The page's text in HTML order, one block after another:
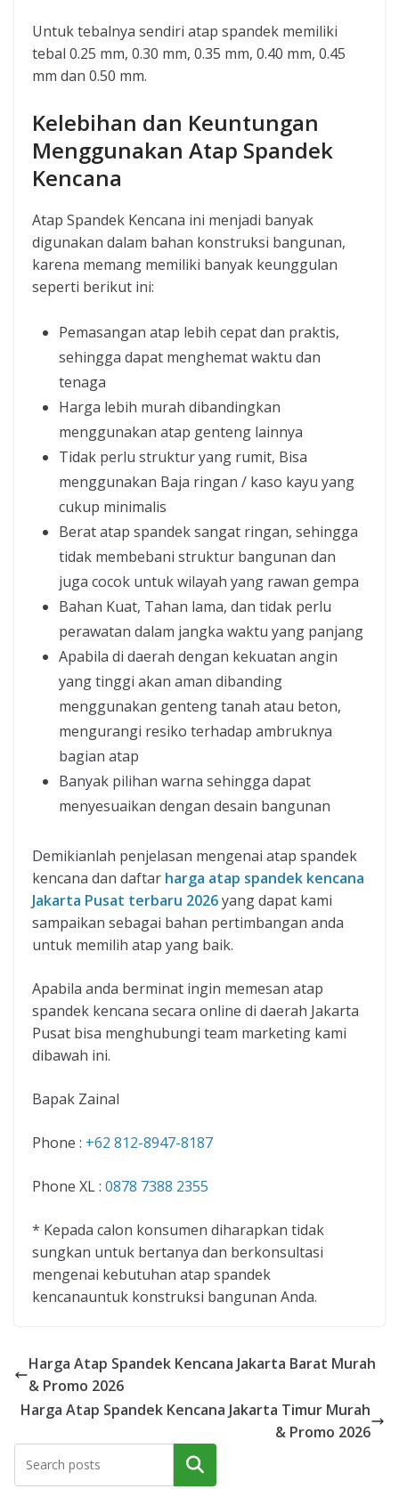
Untuk tebalnya sendiri atap spandek memiliki
tebal 0.25 mm, 0.30 mm, 0.35 mm, 0.40 mm, 0.45
mm dan 0.50 mm.
Kelebihan dan Keuntungan
Menggunakan Atap Spandek
Kencana
Atap Spandek Kencana ini menjadi banyak
digunakan dalam bahan konstruksi bangunan,
karena memang memiliki banyak keunggulan
seperti berikut ini:
Pemasangan atap lebih cepat dan praktis,
sehingga dapat menghemat waktu dan
tenaga
Harga lebih murah dibandingkan
menggunakan atap genteng lainnya
Tidak perlu struktur yang rumit, Bisa
menggunakan Baja ringan / kaso kayu yang
cukup minimalis
Berat atap spandek sangat ringan, sehingga
tidak membebani struktur bangunan dan
juga cocok untuk wilayah yang rawan gempa
Bahan Kuat, Tahan lama, dan tidak perlu
perawatan dalam jangka waktu yang panjang
Apabila di daerah dengan kekuatan angin
yang tinggi akan aman dibanding
menggunakan genteng tanah atau beton,
mengurangi resiko terhadap ambruknya
bagian atap
Banyak pilihan warna sehingga dapat
menyesuaikan dengan desain bangunan
Demikianlah penjelasan mengenai atap spandek
kencana dan daftar harga atap spandek kencana
Jakarta Pusat terbaru 2026yang dapat kami
sampaikan sebagai bahan pertimbangan anda
untuk memilih atap yang baik.
Apabila anda berminat ingin memesan atap
spandek kencana secara online di daerah Jakarta
Pusat bisa menghubungi team marketing kami
dibawah ini.
Bapak Zainal
Phone : +62 812-8947-8187
Phone XL : 0878 7388 2355
* Kepada calon konsumen diharapkan tidak
sungkan untuk bertanya dan berkonsultasi
mengenai kebutuhan atap spandek
kencanauntuk konstruksi bangunan Anda.
Harga Atap Spandek Kencana Jakarta Barat Murah
& Promo 2026
Harga Atap Spandek Kencana Jakarta Timur Murah
& Promo 2026
Cari